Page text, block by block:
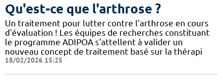
Qu'est-ce que l'arthrose ?
Un traitement pour lutter contre l'arthrose en cours
d'évaluation ! Les équipes de recherches constituant
le programme ADIPOA s'attellent à valider un
nouveau concept de traitement basé sur la thérapi
18/02/2026 15:25